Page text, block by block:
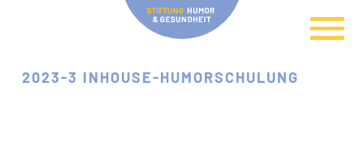
2023-3 INHOUSE-HUMORSCHULUNG